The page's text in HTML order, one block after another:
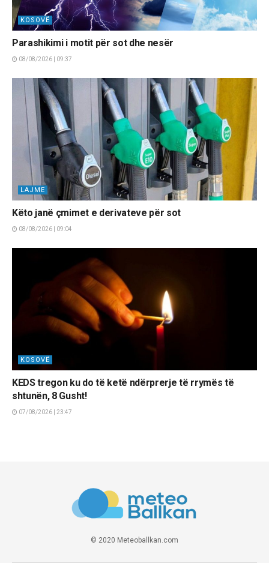
KOSOVË
Parashikimi i motit për sot dhe nesër
08/08/2026 | 09:37
LAJME
Këto janë çmimet e derivateve për sot
08/08/2026 | 09:04
KOSOVË
KEDS tregon ku do të ketë ndërprerje të rrymës të
shtunën, 8 Gusht!
07/08/2026 | 23:47
© 2020 Meteoballkan.com